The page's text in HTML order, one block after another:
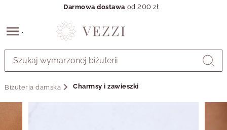
GŁÓWNEJ
MENU
Darmowa dostawa od 200 zł
Biżuteria damska Charmsy i zawieszki